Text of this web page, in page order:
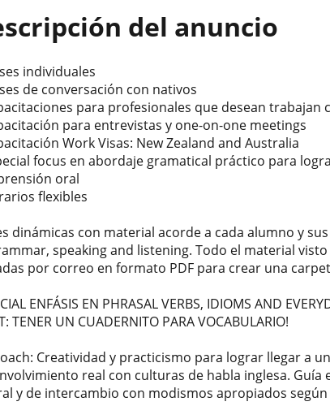
del anuncio
individuales
de conversación con nativos
para profesionales que desean trabajan
para entrevistas y one-on-one meetings
Work Visas: New Zealand and Australia
focus en abordaje gramatical práctico para
oral
flexibles
dinámicas con material acorde a cada alumno y
speaking and listening. Todo el material
por correo en formato PDF para crear una
ENFÁSIS EN PHRASAL VERBS, IDIOMS AND
TENER UN CUADERNITO PARA VOCABULARIO!
Creatividad y practicismo para lograr llegar a
real con culturas de habla inglesa.
y de intercambio con modismos apropiados